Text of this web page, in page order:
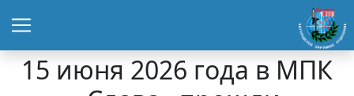
15 июня 2026 года в МПК